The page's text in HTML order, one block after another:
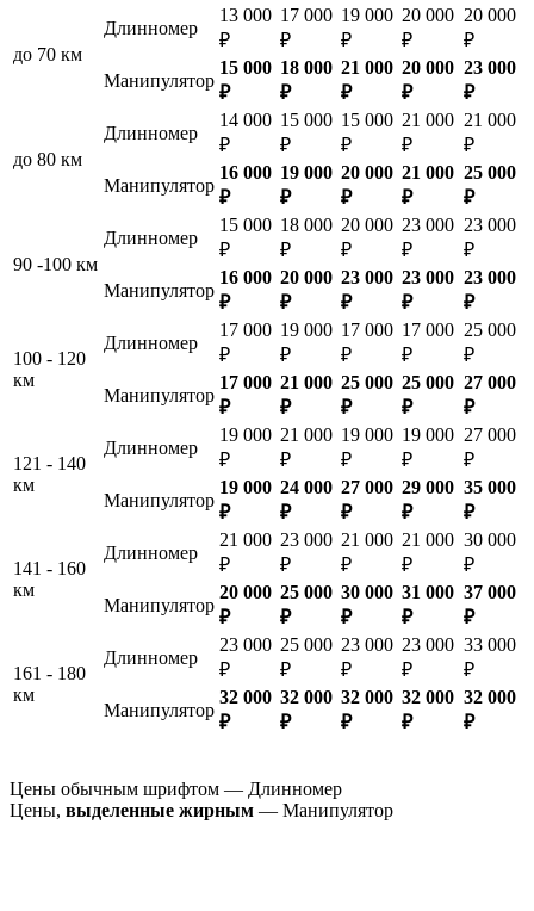
до 70 км
Длинномер
13 000
₽
17 000
₽
19 000
₽
20 000
₽
20 000
₽
Манипулятор
15 000
₽
18 000
₽
21 000
₽
20 000
₽
23 000
₽
до 80 км
Длинномер
14 000
₽
15 000
₽
15 000
₽
21 000
₽
21 000
₽
Манипулятор
16 000
₽
19 000
₽
20 000
₽
21 000
₽
25 000
₽
90 -100 км
Длинномер
15 000
₽
18 000
₽
20 000
₽
23 000
₽
23 000
₽
Манипулятор
16 000
₽
20 000
₽
23 000
₽
23 000
₽
23 000
₽
100 - 120
км
Длинномер
17 000
₽
19 000
₽
17 000
₽
17 000
₽
25 000
₽
Манипулятор
17 000
₽
21 000
₽
25 000
₽
25 000
₽
27 000
₽
121 - 140
км
Длинномер
19 000
₽
21 000
₽
19 000
₽
19 000
₽
27 000
₽
Манипулятор
19 000
₽
24 000
₽
27 000
₽
29 000
₽
35 000
₽
141 - 160
км
Длинномер
21 000
₽
23 000
₽
21 000
₽
21 000
₽
30 000
₽
Манипулятор
20 000
₽
25 000
₽
30 000
₽
31 000
₽
37 000
₽
161 - 180
км
Длинномер
23 000
₽
25 000
₽
23 000
₽
23 000
₽
33 000
₽
Манипулятор
32 000
₽
32 000
₽
32 000
₽
32 000
₽
32 000
₽
Цены обычным шрифтом — Длинномер
Цены, выделенные жирным — Манипулятор